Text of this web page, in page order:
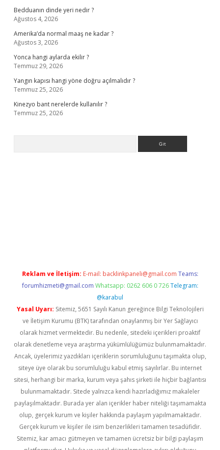
Bedduanın dinde yeri nedir ?
Ağustos 4, 2026
Amerika’da normal maaş ne kadar ?
Ağustos 3, 2026
Yonca hangi aylarda ekilir ?
Temmuz 29, 2026
Yangın kapısı hangi yöne doğru açılmalıdır ?
Temmuz 25, 2026
Kinezyo bant nerelerde kullanılır ?
Temmuz 25, 2026
Reklam ve İletişim: E-mail: backlinkpaneli@gmail.com Teams:
forumhizmeti@gmail.com Whatsapp: 0262 606 0 726 Telegram:
@karabul
Yasal Uyarı: Sitemiz, 5651 Sayılı Kanun gereğince Bilgi Teknolojileri
ve İletişim Kurumu (BTK) tarafından onaylanmış bir Yer Sağlayıcı
olarak hizmet vermektedir. Bu nedenle, sitedeki içerikleri proaktif
olarak denetleme veya araştırma yükümlülüğümüz bulunmamaktadır.
Ancak, üyelerimiz yazdıkları içeriklerin sorumluluğunu taşımakta olup,
siteye üye olarak bu sorumluluğu kabul etmiş sayılırlar. Bu internet
sitesi, herhangi bir marka, kurum veya şahıs şirketi ile hiçbir bağlantısı
bulunmamaktadır. Sitede yalnızca kendi hazırladığımız makaleler
paylaşılmaktadır. Burada yer alan içerikler haber niteliği taşımamakta
olup, gerçek kurum ve kişiler hakkında paylaşım yapılmamaktadır.
Gerçek kurum ve kişiler ile isim benzerlikleri tamamen tesadüfidir.
Sitemiz, kar amacı gütmeyen ve tamamen ücretsiz bir bilgi paylaşım